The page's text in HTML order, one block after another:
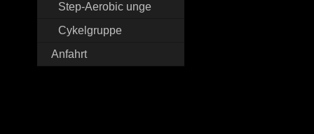
Step-Aerobic unge
Cykelgruppe
Anfahrt